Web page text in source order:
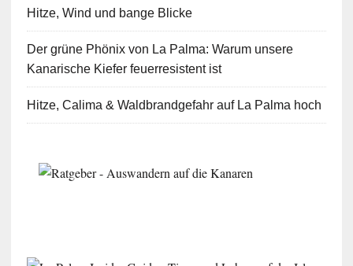
Hitze, Wind und bange Blicke
Der grüne Phönix von La Palma: Warum unsere
Kanarische Kiefer feuerresistent ist
Hitze, Calima & Waldbrandgefahr auf La Palma hoch